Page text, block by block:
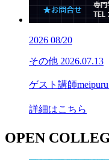
2026 08/20
その他 2026.07.13
ゲスト講師
詳細はこちら
OPEN